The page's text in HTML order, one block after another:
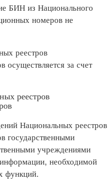
БИН из Национального
номеров не
реестров
за счет
реестров
Национальных реестров
государственными
учреждениями
необходимой
функций.